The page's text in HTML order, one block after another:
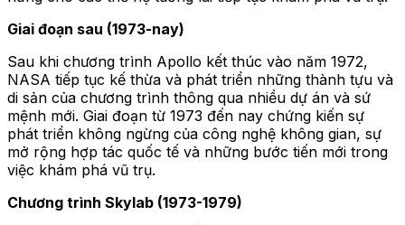
Giai đoạn sau (1973-nay)
Sau khi chương trình Apollo kết thúc vào năm 1972,
NASA tiếp tục kế thừa và phát triển những thành tựu và
di sản của chương trình thông qua nhiều dự án và sứ
mệnh mới. Giai đoạn từ 1973 đến nay chứng kiến sự
phát triển không ngừng của công nghệ không gian, sự
mở rộng hợp tác quốc tế và những bước tiến mới trong
việc khám phá vũ trụ.
Chương trình Skylab (1973-1979)